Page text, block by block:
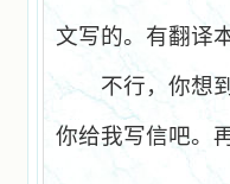
文写的。有翻译
不行，你想
你给我写信吧。